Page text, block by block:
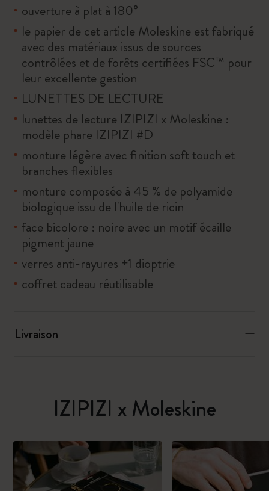
ouverture à plat à 180°
le papier de cet article Moleskine est fabriqué
avec des matériaux issus de sources
contrôlées et de forêts certifiées FSC™ pour
leur excellente gestion
LUNETTES DE LECTURE
lunettes de lecture IZIPIZI x Moleskine :
modèle phare IZIPIZI #D
monture légère avec finition soft touch et
branches flexibles
monture composée à 45 % de polyamide
biologique issu de l'huile de ricin
face bicolore : noire avec un motif écaille
pigment jaune
verres anti-rayures +1 dioptrie
coffret cadeau réutilisable
Livraison
IZIPIZI x Moleskine